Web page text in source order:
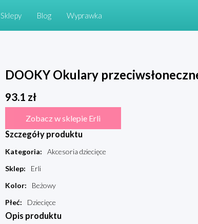
Sklepy Blog Wyprawka
DOOKY Okulary
93.1 zł
Zobacz w sklepie Erli
Szczegóły produktu
Kategoria:
Akcesoria dziecięce
Sklep:
Erli
Kolor:
Beżowy
Płeć: Dziecięce
Opis produktu